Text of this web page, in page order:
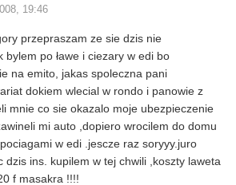
19:46
przepraszam ze sie dzis nie
bylem po ławe i ciezary w edi bo
na emito, jakas spoleczna pani
dokiem wlecial w rondo i panowie z
mnie co sie okazalo moje ubezpieczenie
mi auto ,dopiero wrocilem do domu
w edi .jescze raz soryyy.juro
dzis ins. kupilem w tej chwili ,koszty laweta
f masakra !!!!